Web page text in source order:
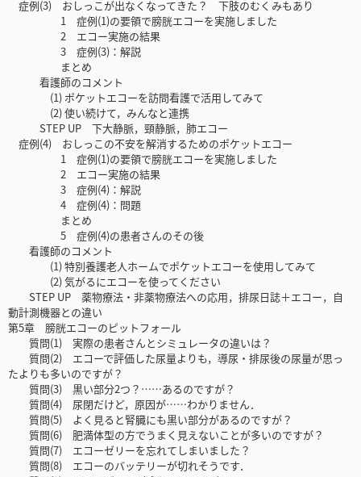
症例(3) おしっこが出なくなってきた？ 下肢のむくみもあり
1 症例(1)の要領で膀胱エコーを実施しました
2 エコー実施の結果
3 症例(3)：解説
まとめ
看護師のコメント
(1) ポケットエコーを訪問看護で活用してみて
(2) 使い続けて，みんなと連携
STEP UP 下大静脈，頸静脈，肺エコー
症例(4) おしっこの不安を解消するためのポケットエコー
1 症例(1)の要領で膀胱エコーを実施しました
2 エコー実施の結果
3 症例(4)：解説
4 症例(4)：問題
まとめ
5 症例(4)の患者さんのその後
看護師のコメント
(1) 特別養護老人ホームでポケットエコーを使用してみて
(2) 気がるにエコーを使ってください
STEP UP 薬物療法・非薬物療法への応用，排尿日誌＋エコー，自
動計測機器との違い
第5章 膀胱エコーのピットフォール
質問(1) 実際の患者さんとシミュレータの違いは？
質問(2) エコーで評価した尿量よりも，導尿・排尿後の尿量が思っ
たよりも多いのですが？
質問(3) 黒い部分2つ？……あるのですが？
質問(4) 尿閉だけど，原因が……わかりません．
質問(5) よく見ると腎臓にも黒い部分があるのですが？
質問(6) 肥満体型の方でうまく見えないことが多いのですが？
質問(7) エコーゼリーを忘れてしまいました？
質問(8) エコーのバッテリーが切れそうです．